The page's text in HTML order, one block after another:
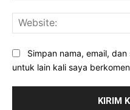
Simpan nama, email,
untuk lain kali saya